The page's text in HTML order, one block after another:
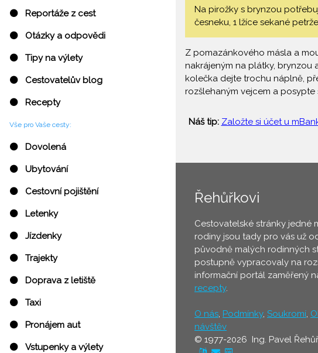
⚫ Reportáže z cest
⚫ Otázky a odpovědi
⚫ Tipy na výlety
⚫ Cestovatelův blog
⚫ Recepty
Vše pro Vaše cesty:
⚫ Dovolená
⚫ Ubytování
⚫ Cestovní pojištění
⚫ Letenky
⚫ Jízdenky
⚫ Trajekty
⚫ Doprava z letiště
⚫ Taxi
⚫ Pronájem aut
⚫ Vstupenky a výlety
Na pirožky s brynzou
česneku, 1 lžíce sekané
Z pomazánkového másla a
nakrájeným na plátky, brynzou
kolečka dejte trochu náplně,
rozšlehaným vejcem a posypte
Náš tip: Založte si účet u
Řehůřkovi
Cestovatelské stránky jedné
rodiny jsou tady pro vás už
původně malých rodinných
postupně vypracovaly na
informační portál zaměřený
recepty.
O nás, Podmínky, Soukromí,
návštěv
© 1977-2026 Ing. Pavel